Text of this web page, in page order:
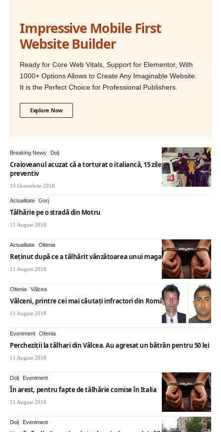
Impressive Mobile First
Website Builder
Ready for Core Web Vitals, Support for Elementor, With
1000+ Options Allows to Create Any Imaginable Website.
It is the Perfect Choice for Professional Publishers.
Explore Now
Breaking News Dolj
Craioveanul acuzat că a torturat o italiancă, 15 zile în arest
preventiv
10 Octombrie 2018
Actualitate Gorj
Tâlhărie pe o stradă din Motru
11 August 2018
Actualitate Oltenia
Reținut după ce a tâlhărit vânzătoarea unui magazin
11 August 2018
Oltenia Vâlcea
Vâlceni, printre cei mai căutaţi infractori din România
11 August 2018
Eveniment Oltenia
Percheziţii la tâlhari din Vâlcea. Au agresat un bătrân pentru 50 lei
11 August 2018
Dolj Eveniment
În arest, pentru fapte de tâlhărie comise în Italia
11 August 2018
Dolj Eveniment